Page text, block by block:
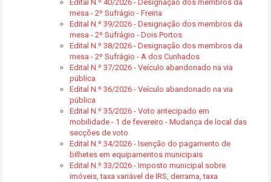
Edital N.º 40/2026 - Designação dos membros da
mesa - 2º Sufrágio - Freiria
Edital N.º 39/2026 - Designação dos membros da
mesa - 2º Sufrágio - Dois Portos
Edital N.º 38/2026 - Designação dos membros da
mesa - 2º Sufrágio - A dos Cunhados
Edital N.º 37/2026 - Veículo abandonado na via
pública
Edital N.º 36/2026 - Veículo abandonado na via
pública
Edital N.º 35/2026 - Voto antecipado em
mobilidade - 1 de fevereiro - Mudança de local das
secções de voto
Edital N.º 34/2026 - Isenção do pagamento de
bilhetes em equipamentos municipais
Edital N.º 33/2026 - Imposto municipal sobre
imóveis, taxa variável de IRS, derrama, taxa